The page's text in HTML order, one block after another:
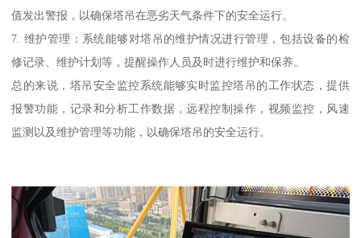
值发出警报，以确保塔吊在恶劣天气条件下的安全运行。
7. 维护管理：系统能够对塔吊的维护情况进行管理，包括设备的检
修记录、维护计划等，提醒操作人员及时进行维护和保养。
总的来说，塔吊安全监控系统能够实时监控塔吊的工作状态，提供
报警功能，记录和分析工作数据，远程控制操作，视频监控，风速
监测以及维护管理等功能，以确保塔吊的安全运行。